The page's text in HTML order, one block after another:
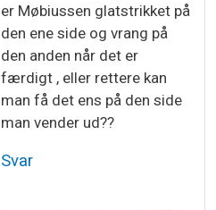
er Møbiussen glatstrikket på
den ene side og vrang på
den anden når det er
færdigt , eller rettere kan
man få det ens på den side
man vender ud??
Svar